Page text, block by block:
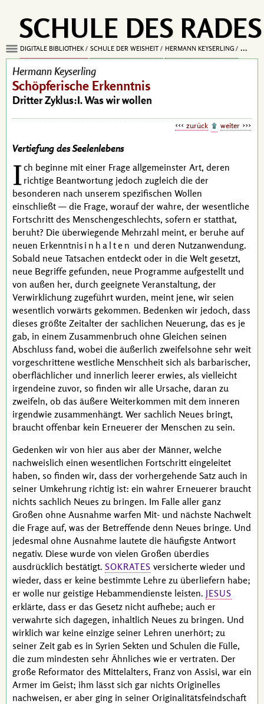
SCHULE DES RADES
DIGITALE BIBLIOTHEK SCHULE DER WEISHEIT HERMANN KEYSERLING
Hermann Keyserling
Schöpferische Erkenntnis
Dritter Zyklus:I. Was wir wollen
zurück weiter
Vertiefung des Seelenlebens
Ich beginne mit einer Frage allgemeinster Art, deren
richtige Beantwortung jedoch zugleich die der
besonderen nach unserem spezifischen Wollen
einschließt — die Frage, worauf der wahre, der wesentliche
Fortschritt des Menschen­geschlechts, sofern er statthat,
beruht? Die überwiegende Mehrzahl meint, er beruhe auf
neuen Erkenntnis inhalten und deren Nutzanwendung.
Sobald neue Tatsachen entdeckt oder in die Welt gesetzt,
neue Begriffe gefunden, neue Programme aufgestellt und
von außen her, durch geeignete Veranstaltung, der
Verwirklichung zugeführt wurden, meint jene, wir seien
wesentlich vorwärts gekommen. Bedenken wir jedoch, dass
dieses größte Zeitalter der sachlichen Neuerung, das es je
gab, in einem Zusammenbruch ohne Gleichen seinen
Abschluss fand, wobei die äußerlich zweifelsohne sehr weit
vorgeschrittene westliche Menschheit sich als barbarischer,
oberflächlicher und innerlich leerer erwies, als vielleicht
irgendeine zuvor, so finden wir alle Ursache, daran zu
zweifeln, ob das äußere Weiterkommen mit dem inneren
irgendwie zusammenhängt. Wer sachlich Neues bringt,
braucht offenbar kein Erneuerer der Menschen zu sein.
Gedenken wir von hier aus aber der Männer, welche
nachweislich einen wesentlichen Fortschritt eingeleitet
haben, so finden wir, dass der vorhergehende Satz auch in
seiner Umkehrung richtig ist: ein wahrer Erneuerer braucht
nichts sachlich Neues zu bringen. Im Falle aller ganz
Großen ohne Ausnahme warfen Mit- und nächste Nachwelt
die Frage auf, was der Betreffende denn Neues bringe. Und
jedesmal ohne Ausnahme lautete die häufigste Antwort
negativ. Diese wurde von vielen Großen überdies
ausdrücklich bestätigt. SOKRATES versicherte wieder und
wieder, dass er keine bestimmte Lehre zu überliefern habe;
er wolle nur geistige Hebammendienste leisten. JESUS
erklärte, dass er das Gesetz nicht aufhebe; auch er
verwahrte sich dagegen, inhaltlich Neues zu bringen. Und
wirklich war keine einzige seiner Lehren unerhört; zu
seiner Zeit gab es in Syrien Sekten und Schulen die Fülle,
die zum mindesten sehr Ähnliches wie er vertraten. Der
große Reformator des Mittelalters, Franz von Assisi, war ein
Armer im Geist; ihm lässt sich gar nichts Originelles
nachweisen, er aber ging in seiner Originalitätsfeindschaft